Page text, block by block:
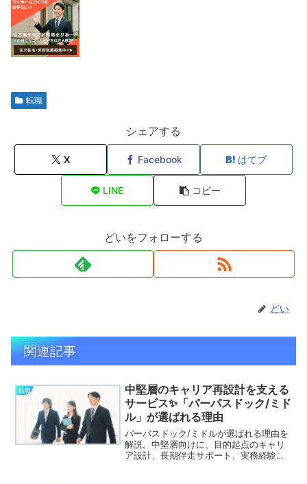
転職
シェアする
X Facebook はてブ
LINE コピー
どいをフォローする
どい
関連記事
転職
中堅層のキャリア再設計を支える
サービス✨「パーパスドック/ミド
ル」が選ばれる理由
パーパスドック/ミドルが選ばれる理由を
解説。中堅層向けに、目的起点のキャリ
ア設計、長期伴走サポート、実務経験豊